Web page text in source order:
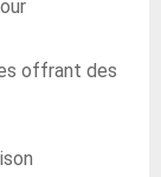
offrant des